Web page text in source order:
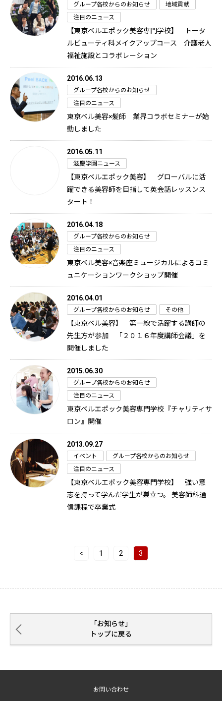
グループ各校からのお知らせ
地域貢献
注目のニュース
【東京ベルエポック美容専門学校】 トータ
ルビューティ科メイクアップコース 介護老人
福祉施設とコラボレーション
2016.06.13
グループ各校からのお知らせ
注目のニュース
東京ベル美容×髪師 業界コラボセミナーが始
動しました
2016.05.11
滋慶学園ニュース
【東京ベルエポック美容】 グローバルに活
躍できる美容師を目指して英会話レッスンス
タート！
2016.04.18
グループ各校からのお知らせ
注目のニュース
東京ベル美容×音楽座ミュージカルによるコミ
ュニケーションワークショップ開催
2016.04.01
グループ各校からのお知らせ その他
【東京ベル美容】 第一線で活躍する講師の
先生方が参加 「２０１６年度講師会議」を
開催しました
2015.06.30
グループ各校からのお知らせ
注目のニュース
東京ベルエポック美容専門学校『チャリティサ
ロン』開催
2013.09.27
イベント
グループ各校からのお知らせ
注目のニュース
【東京ベルエポック美容専門学校】 強い意
志を持って学んだ学生が巣立つ。 美容師科通
信課程で卒業式
< 1 2 3
「お知らせ」
トップに戻る
お問い合わせ